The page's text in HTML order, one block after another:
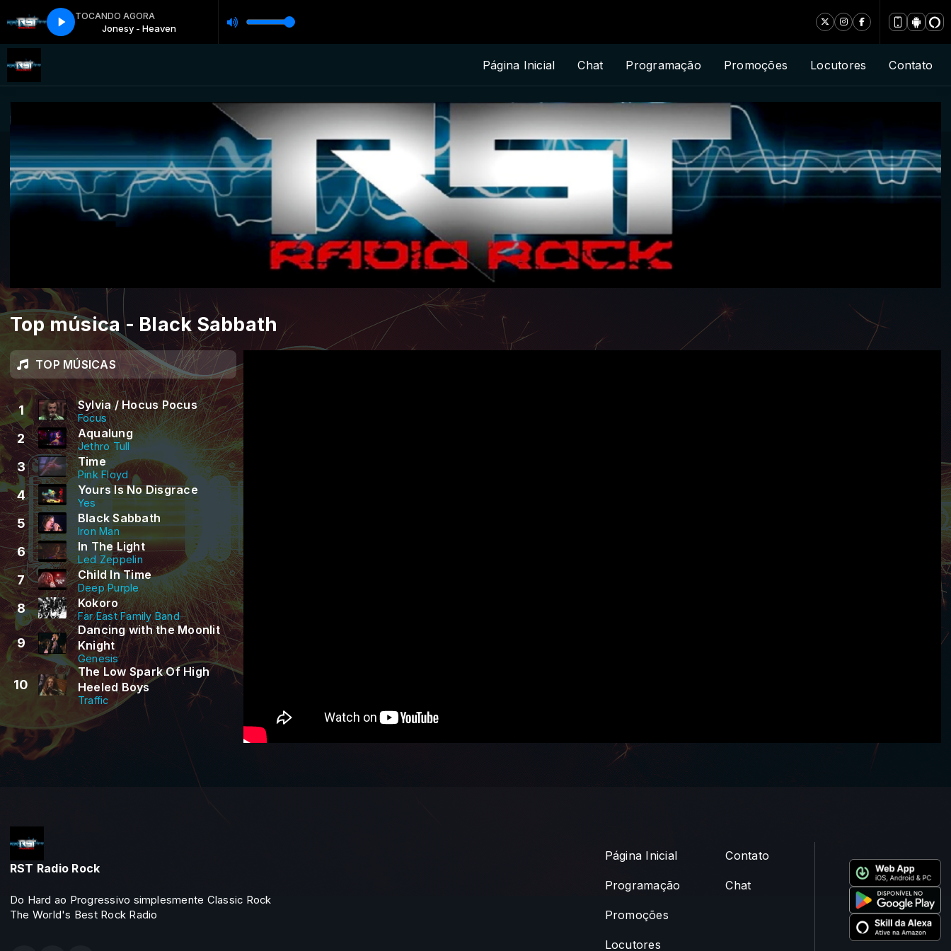
TOCANDO AGORA
Jonesy - Heaven
Página Inicial Chat Programação Promoções Locutores Contato
Top música - Black Sabbath
TOP MÚSICAS
1 Sylvia / Hocus Pocus
Focus
2 Aqualung
Jethro Tull
3 Time
Pink Floyd
4 Yours Is No Disgrace
Yes
5 Black Sabbath
Iron Man
6 In The Light
Led Zeppelin
7 Child In Time
Deep Purple
8 Kokoro
Far East Family Band
9
Dancing with the Moonlit
Knight
Genesis
10
The Low Spark Of High
Heeled Boys
Traffic
RST Radio Rock
Do Hard ao Progressivo simplesmente Classic Rock
The World's Best Rock Radio
Página Inicial
Programação
Promoções
Locutores
Contato
Chat